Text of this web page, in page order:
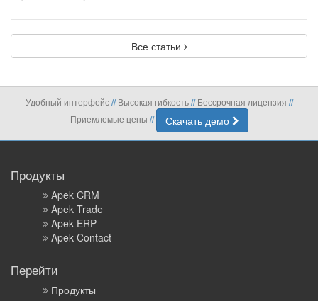
Все статьи
Удобный интерфейс//Высокая гибкость//Бессрочная лицензия //
Приемлемые цены // Скачать демо
Продукты
Apek CRM
Apek Trade
Apek ERP
Apek Contact
Перейти
Продукты